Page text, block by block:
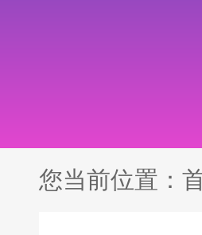
您当前位置：